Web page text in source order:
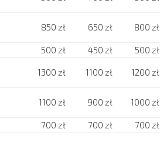
850 zł 650 zł 800 zł
500 zł 450 zł 500 zł
1300 zł 1100 zł 1200 zł
1100 zł 900 zł 1000 zł
700 zł 700 zł 700 zł